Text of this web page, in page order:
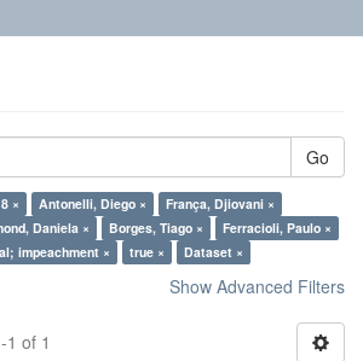
Go
× Antonelli, Diego ×
França, Djiovani ×
Daniela × Borges, Tiago ×
Ferracioli, Paulo ×
impeachment ×
true × Dataset ×
Show Advanced Filters
1 of 1